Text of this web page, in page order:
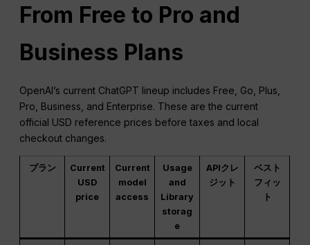
From Free to Pro and
Business Plans
OpenAI’s current ChatGPT lineup includes Free, Go, Plus,
Pro, Business, and Enterprise. These are the current
official USD reference prices before taxes and local
checkout changes.
プラン
Current
USD
price
Current
model
access
Usage
and
Library
storag
e
APIクレ
ジット
ベスト
フィッ
ト